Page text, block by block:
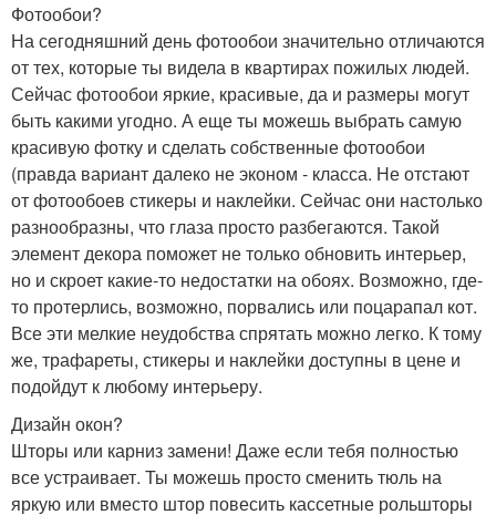
Фотообои?
На сегодняшний день фотообои значительно отличаются
от тех, которые ты видела в квартирах пожилых людей.
Сейчас фотообои яркие, красивые, да и размеры могут
быть какими угодно. А еще ты можешь выбрать самую
красивую фотку и сделать собственные фотообои
(правда вариант далеко не эконом - класса. Не отстают
от фотообоев стикеры и наклейки. Сейчас они настолько
разнообразны, что глаза просто разбегаются. Такой
элемент декора поможет не только обновить интерьер,
но и скроет какие-то недостатки на обоях. Возможно, где-
то протерлись, возможно, порвались или поцарапал кот.
Все эти мелкие неудобства спрятать можно легко. К тому
же, трафареты, стикеры и наклейки доступны в цене и
подойдут к любому интерьеру.
Дизайн окон?
Шторы или карниз замени! Даже если тебя полностью
все устраивает. Ты можешь просто сменить тюль на
яркую или вместо штор повесить кассетные рольшторы